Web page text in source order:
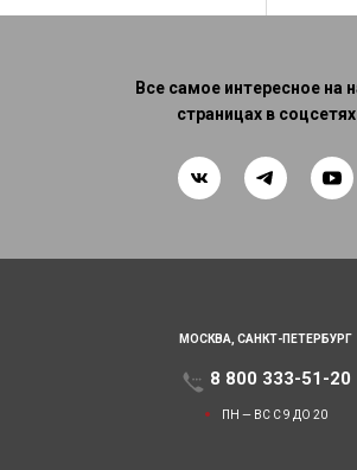
Все самое интересное на
страницах в соцсетях
МОСКВА, САНКТ-ПЕТЕРБУРГ
8 800 333-51-20
ПН — ВС С 9 ДО 20